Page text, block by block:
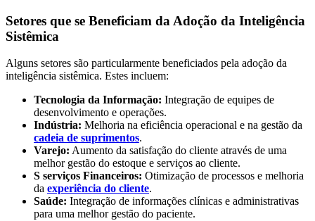
Setores que se Beneficiam da Adoção da Inteligência
Sistêmica
Alguns setores são particularmente beneficiados pela adoção da
inteligência sistêmica. Estes incluem:
Tecnologia da Informação: Integração de equipes de
desenvolvimento e operações.
Indústria: Melhoria na eficiência operacional e na gestão da
cadeia de suprimentos.
Varejo: Aumento da satisfação do cliente através de uma
melhor gestão do estoque e serviços ao cliente.
S serviços Financeiros: Otimização de processos e melhoria
da experiência do cliente.
Saúde: Integração de informações clínicas e administrativas
para uma melhor gestão do paciente.